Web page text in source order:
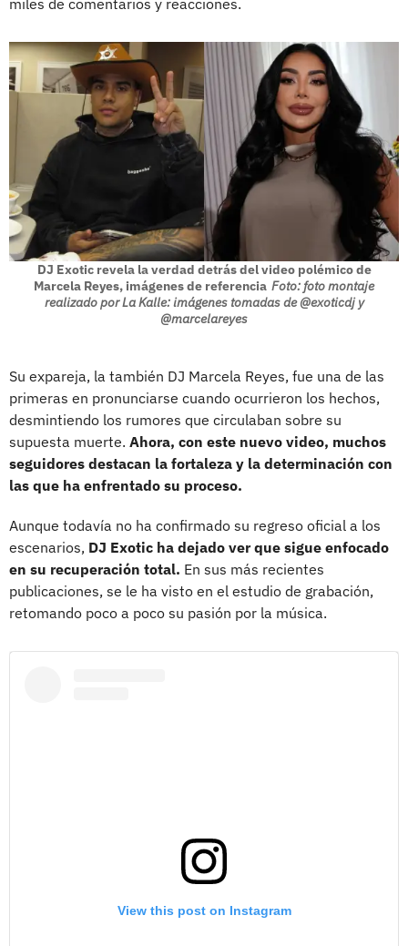
DJ Exotic revela la verdad detrás del video polémico de
Marcela Reyes, imágenes de referencia Foto: foto montaje
realizado por La Kalle: imágenes tomadas de @exoticdj y
@marcelareyes
Su expareja, la también DJ Marcela Reyes, fue una de las
primeras en pronunciarse cuando ocurrieron los hechos,
desmintiendo los rumores que circulaban sobre su
supuesta muerte. Ahora, con este nuevo video, muchos
seguidores destacan la fortaleza y la determinación con
las que ha enfrentado su proceso.
Aunque todavía no ha confirmado su regreso oficial a los
escenarios, DJ Exotic ha dejado ver que sigue enfocado
en su recuperación total. En sus más recientes
publicaciones, se le ha visto en el estudio de grabación,
retomando poco a poco su pasión por la música.
View this post on Instagram